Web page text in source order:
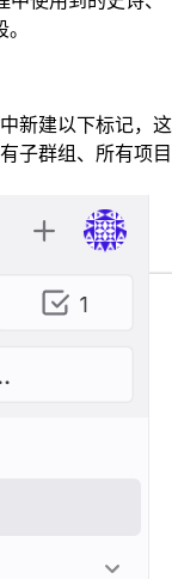
新建以下标记，这
子群组、所有项目